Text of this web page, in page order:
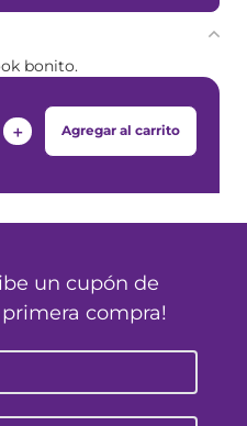
bonito.
＋ Agregar al carrito
un cupón de
compra!